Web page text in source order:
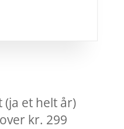
et helt år)
kr. 299